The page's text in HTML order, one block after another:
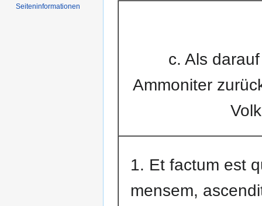
c. Als
Ammoniter
1. Et factum est
mensem,
Seiten­­informationen